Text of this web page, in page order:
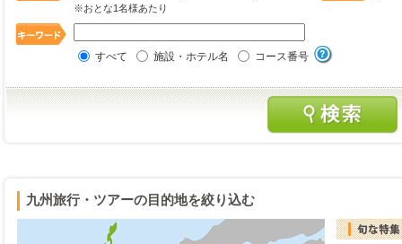
※おとな1名様あたり
すべて 施設・ホテル名 コース番号
九州旅行・ツアーの目的地を絞り込む